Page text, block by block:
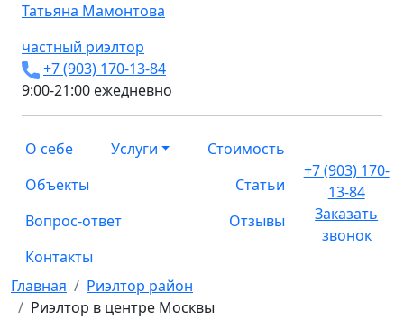
Татьяна Мамонтова
частный риэлтор
+7 (903) 170-13-84
9:00-21:00 ежедневно
О себе Услуги
Стоимость
Объекты
Статьи
Вопрос-ответ
Отзывы
Контакты
+7 (903) 170-
13-84
Заказать
звонок
Главная
Риэлтор район
Риэлтор в центре Москвы